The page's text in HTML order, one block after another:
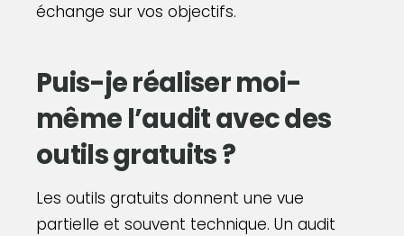
échange sur vos objectifs.
Puis-je réaliser moi-
même l’audit avec des
outils gratuits ?
Les outils gratuits donnent une vue
partielle et souvent technique. Un audit